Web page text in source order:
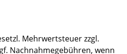
Mehrwertsteuer zzgl.
Nachnahmegebühren, wenn